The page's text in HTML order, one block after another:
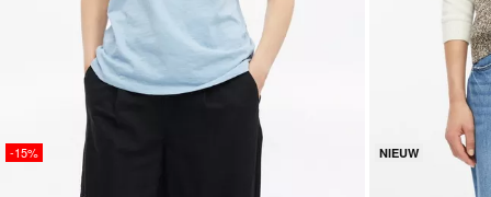
-15% NIEUW